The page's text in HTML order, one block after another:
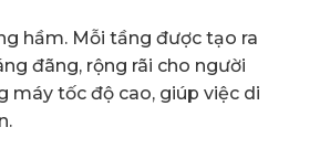
hầm. Mỗi tầng được tạo ra
đãng, rộng rãi cho người
máy tốc độ cao, giúp việc di